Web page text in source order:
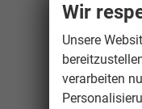
Wir
Unsere
verarbeiten